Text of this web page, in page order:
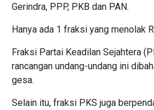
Gerindra, PPP, PKB dan PAN.
Hanya ada 1 fraksi yang menolak
Fraksi Partai Keadilan Sejahtera
rancangan undang-undang ini
gesa.
Selain itu, fraksi PKS juga